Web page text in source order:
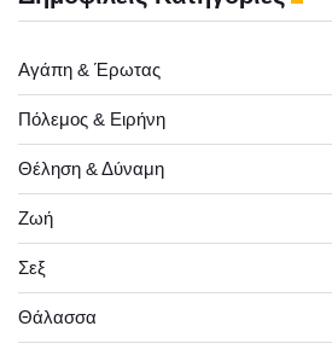
Αγάπη & Έρωτας
Πόλεμος & Ειρήνη
Θέληση & Δύναμη
Ζωή
Σεξ
Θάλασσα